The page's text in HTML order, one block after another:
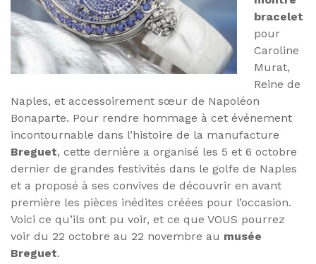
bracelet
pour
Caroline
Murat,
Reine de
Naples, et accessoirement sœur de Napoléon
Bonaparte. Pour rendre hommage à cet événement
incontournable dans l’histoire de la manufacture
Breguet, cette dernière a organisé les 5 et 6 octobre
dernier de grandes festivités dans le golfe de Naples
et a proposé à ses convives de découvrir en avant
première les pièces inédites créées pour l’occasion.
Voici ce qu’ils ont pu voir, et ce que VOUS pourrez
voir du 22 octobre au 22 novembre au musée
Breguet.